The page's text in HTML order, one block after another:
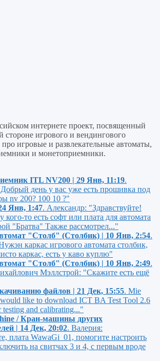
интернете проект, посвященный
стороне игрового и вендингового
игровые и развлекательные автоматы,
и монетоприемники.
ITL NV200 | 29 Янв, 11:19.
день у вас уже есть прошивка под
nv 200? 100 10 ?"
Янв, 1:47. Александр: "Здравствуйте!
то есть софт или плата для автомата
"Братва" Также рассмотрел..."
"Столб" (Столбик) | 10 Янв, 2:54.
каркас игрового автомата столбик,
каркас, есть у каво куплю"
"Столб" (Столбик) | 10 Янв, 2:49.
Мэллстрой: "Скажите есть ещё
файлов | 21 Дек, 15:55. Mie
like to download ICT BA Test Tool 2.6
and calibrating..."
/ Кран-машины других
| 14 Дек, 20:02. Валерия:
плата WawaGi_01, помогите настроить
на свитчах 3 и 4, с первым вроде